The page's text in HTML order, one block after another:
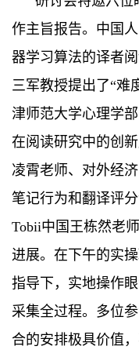
作主旨报告。中国
器学习算法的译者
三军教授提出了“难
津师范大学心理学
在阅读研究中的创
凌霄老师、对外经
笔记行为和翻译评
Tobii中国王栋然老
进展。在下午的实
指导下，实地操作
采集全过程。多位
合的安排极具价值